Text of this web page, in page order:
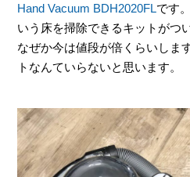
Hand Vacuum BDH2020FLです
いう床を掃除できるキットがつ
なぜか今は値段が倍くらいしま
トなんていらないと思います。